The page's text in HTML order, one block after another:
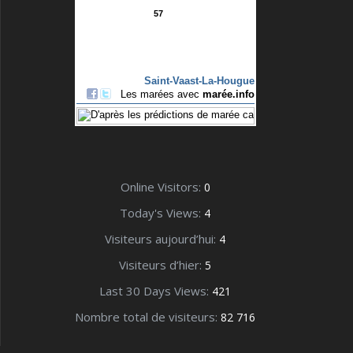
Online Visitors: 0
Today's Views: 4
Visiteurs aujourd’hui: 4
Visiteurs d’hier: 5
Last 30 Days Views: 421
Nombre total de visiteurs: 82 716